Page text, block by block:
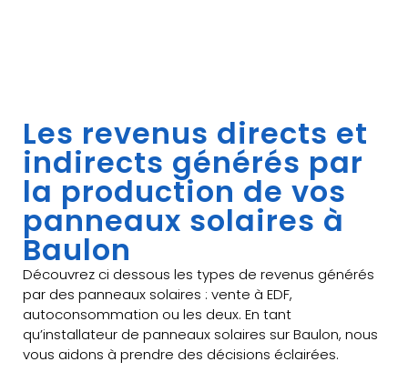
Les revenus directs et
indirects générés par
la production de vos
panneaux solaires à
Baulon
Découvrez ci dessous les types de revenus générés
par des panneaux solaires : vente à EDF,
autoconsommation ou les deux. En tant
qu’installateur de panneaux solaires sur Baulon, nous
vous aidons à prendre des décisions éclairées.